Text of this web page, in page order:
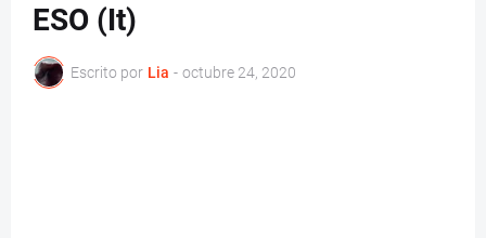
ESO (It)
Escrito por Lia - octubre 24, 2020